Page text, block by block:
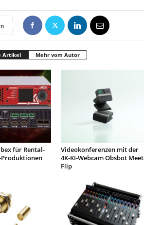
Artikel Mehr vom Autor
für Rental-
Produktionen
Videokonferenzen mit der
4K-KI-Webcam Obsbot Meet
Flip